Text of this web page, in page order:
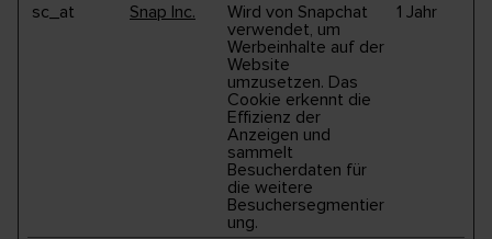
sc_at Snap Inc.
Wird von Snapchat
verwendet, um
Werbeinhalte auf der
Website
umzusetzen. Das
Cookie erkennt die
Effizienz der
Anzeigen und
sammelt
Besucherdaten für
die weitere
Besuchersegmentier
ung.
1 Jahr